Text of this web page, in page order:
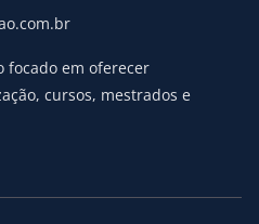
focado em oferecer
cursos, mestrados e